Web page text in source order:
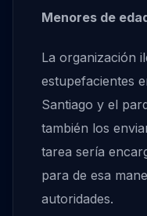
Menores de
La organización
estupefacientes
Santiago y el
también los
tarea sería
para de esa
autoridades.